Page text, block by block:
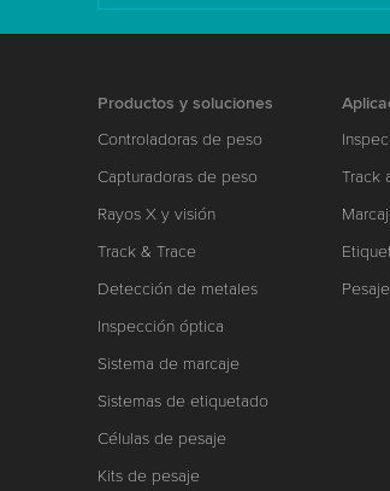
Productos y soluciones
Controladoras de peso
Capturadoras de peso
Rayos X y visión
Track & Trace
Detección de metales
Inspección óptica
Sistema de marcaje
Sistemas de etiquetado
Células de pesaje
Kits de pesaje
Track